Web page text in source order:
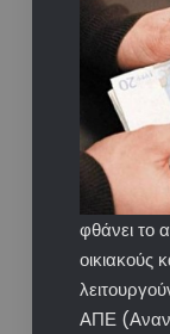
φθάνει το
οικιακούς
ΑΠΕ